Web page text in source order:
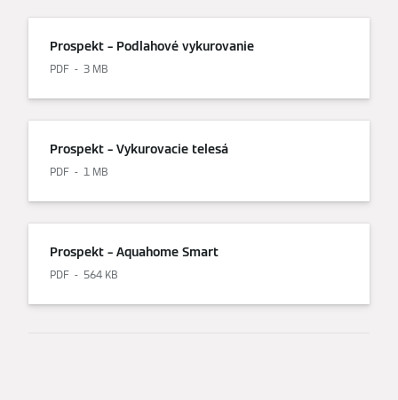
Prospekt – Podlahové vykurovanie
PDF 3 MB
Prospekt – Vykurovacie telesá
PDF 1 MB
Prospekt – Aquahome Smart
PDF 564 KB